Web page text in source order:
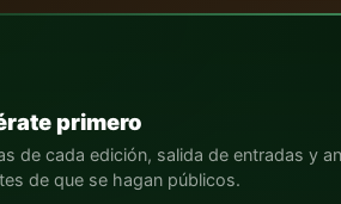
primero
de cada edición, salida de entradas y
de que se hagan públicos.